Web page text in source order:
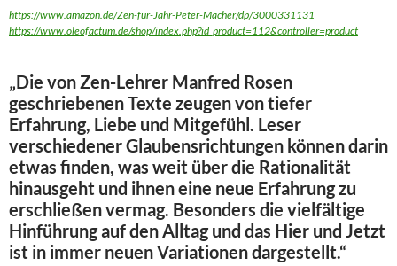
https://www.amazon.de/Zen-für-Jahr-Peter-Macher/dp/3000331131
https://www.oleofactum.de/shop/index.php?id_product=112&controller=product
„Die von Zen-Lehrer Manfred Rosen
geschriebenen Texte zeugen von tiefer
Erfahrung, Liebe und Mitgefühl. Leser
verschiedener Glaubensrichtungen können darin
etwas finden, was weit über die Rationalität
hinausgeht und ihnen eine neue Erfahrung zu
erschließen vermag. Besonders die vielfältige
Hinführung auf den Alltag und das Hier und Jetzt
ist in immer neuen Variationen dargestellt.“